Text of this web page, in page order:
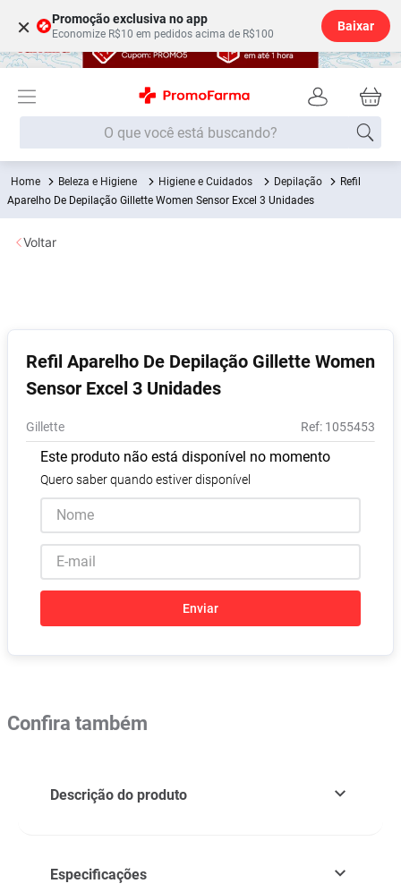
× Promoção exclusiva no app
Economize R$10 em pedidos acima de R$100
Baixar
O que você está buscando?
Beleza e Higiene Higiene e Cuidados Depilação
Refil
Aparelho De Depilação Gillette Women Sensor Excel 3 Unidades
Refil Aparelho De Depilação Gillette Women
Sensor Excel 3 Unidades
Gillette : 1055453
Este produto não está disponível no momento
Quero saber quando estiver disponível
Enviar
Voltar
Confira também
Descrição do produto
Especificações
Termos mais buscados
1º Fralda
2
6º Shampoo
7º Desodorante
8º
9º Vitamina D
10º Soro Fisiológico